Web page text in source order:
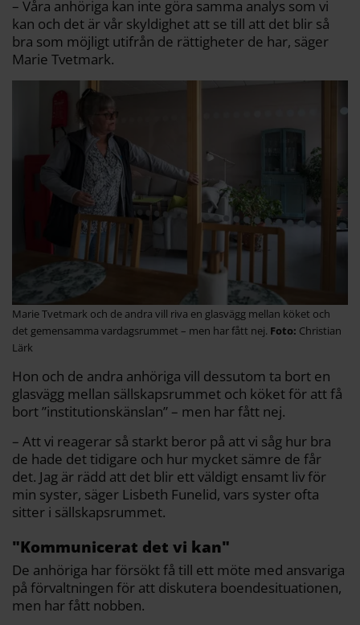
– Våra anhöriga kan inte göra samma analys som vi
kan och det är vår skyldighet att se till att det blir så
bra som möjligt utifrån de rättigheter de har, säger
Marie Tvetmark.
Marie Tvetmark och de andra vill riva en glasvägg mellan köket och
det gemensamma vardagsrummet – men har fått nej.
Christian
Lärk
Hon och de andra anhöriga vill dessutom ta bort en
glasvägg mellan sällskapsrummet och köket för att få
bort ”institutionskänslan” – men har fått nej.
– Att vi reagerar så starkt beror på att vi såg hur bra
de hade det tidigare och hur mycket sämre de får
det. Jag är rädd att det blir ett väldigt ensamt liv för
min syster, säger Lisbeth Funelid, vars syster ofta
sitter i sällskapsrummet.
"Kommunicerat det vi kan"
De anhöriga har försökt få till ett möte med ansvariga
på förvaltningen för att diskutera boendesituationen,
men har fått nobben.